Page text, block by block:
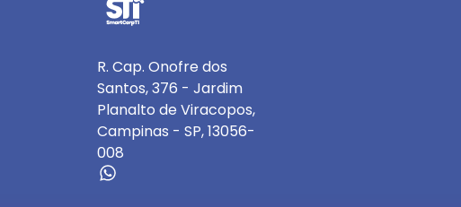
R. Cap. Onofre dos
Santos, 376 - Jardim
Planalto de Viracopos,
Campinas - SP, 13056-
008